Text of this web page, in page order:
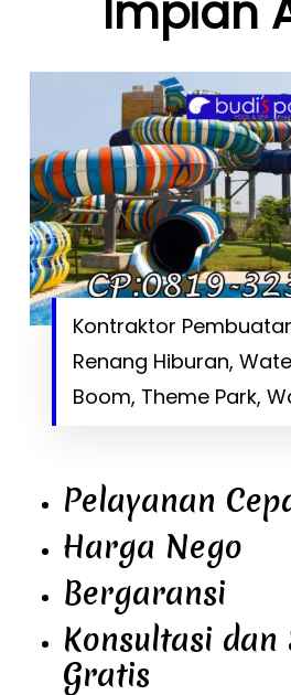
Impian
Kontraktor
Renang Hiburan,
Boom, Theme Park,
Pelayanan
Harga Nego
Bergaransi
Konsultasi dan
Gratis